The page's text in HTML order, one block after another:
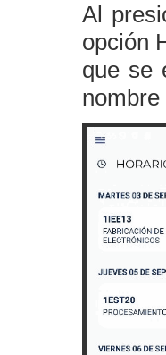
Al
opción
que se
nombre